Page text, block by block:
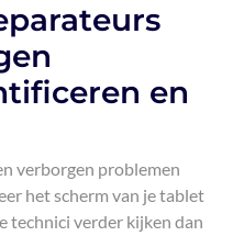
en
verborgen problemen
het scherm van je tablet
technici verder kijken dan